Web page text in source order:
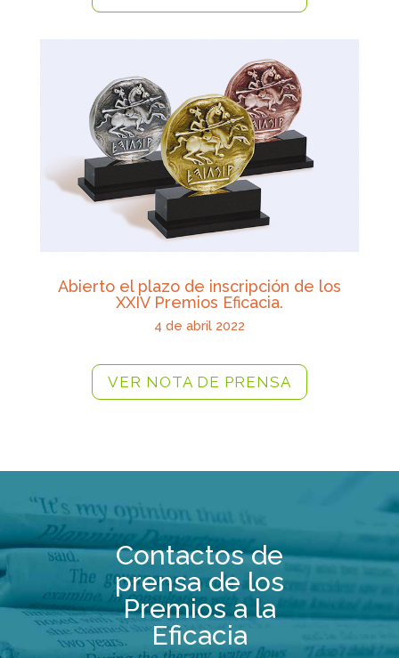
Abierto el plazo de inscripción de los
XXIV Premios Eficacia.
4 de abril 2022
VER NOTA DE PRENSA
Contactos de
prensa de los
Premios a la
Eficacia